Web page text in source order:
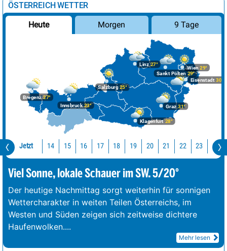
ÖSTERREICH WETTER
Heute Morgen 9 Tage
Bregenz27°
Graz31°
Innsbruck23°
Klagenfurt 28°
Linz27°
Salzburg25°
Wien 29°
Eisenstadt 30°
Sankt Pölten 29°
Jetzt 14 15 16 17 18 19 20 21 22 23 0
Viel Sonne, lokale Schauer im SW. 5/20°
Der heutige Nachmittag sorgt weiterhin für sonnigen
Wettercharakter in weiten Teilen Österreichs, im
Westen und Süden zeigen sich zeitweise dichtere
Haufenwolken....
Mehr lesen